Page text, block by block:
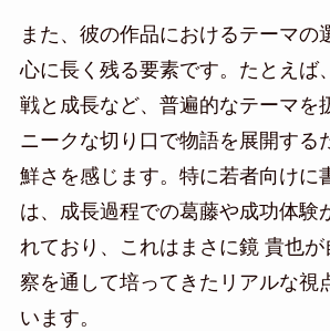
また、彼の作品におけるテーマの
心に長く残る要素です。たとえば
戦と成長など、普遍的なテーマを
ニークな切り口で物語を展開する
鮮さを感じます。特に若者向けに
は、成長過程での葛藤や成功体験
れており、これはまさに鏡 貴也
察を通して培ってきたリアルな視
います。